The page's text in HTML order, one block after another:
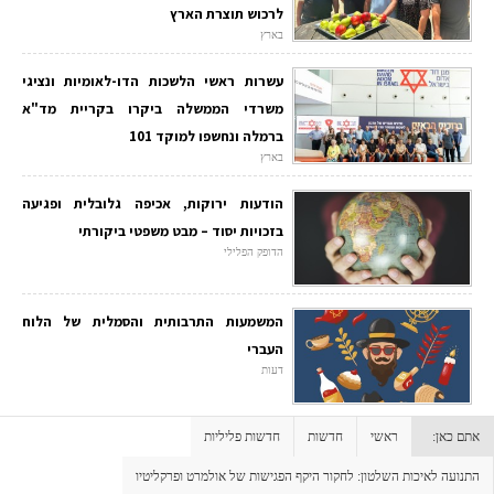
לרכוש תוצרת הארץ
בארץ
עשרות ראשי הלשכות הדו-לאומיות ונציגי
משרדי הממשלה ביקרו בקריית מד"א
ברמלה ונחשפו למוקד 101
בארץ
הודעות ירוקות, אכיפה גלובלית ופגיעה
בזכויות יסוד – מבט משפטי ביקורתי
הדופק הפלילי
המשמעות התרבותית והסמלית של הלוח
העברי
דעות
אתם כאן: ראשי חדשות חדשות פליליות
התנועה לאיכות השלטון: לחקור היקף הפגישות של אולמרט ופרקליטיו